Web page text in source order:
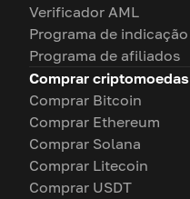
Verificador AML
Programa de indicação
Programa de afiliados
Comprar criptomoedas
Comprar Bitcoin
Comprar Ethereum
Comprar Solana
Comprar Litecoin
Comprar USDT